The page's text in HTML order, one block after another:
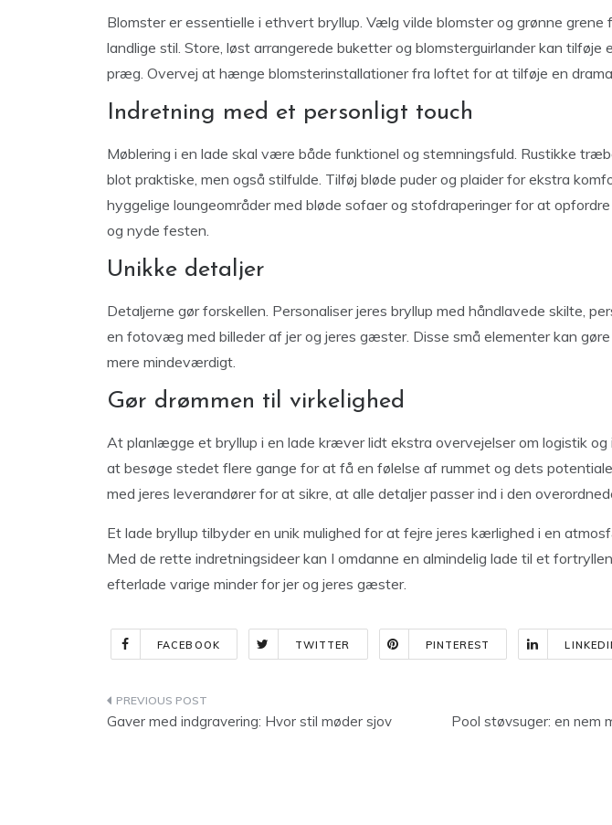
Blomster er essentielle i ethvert bryllup. Vælg vilde blomster og grønne grene
landlige stil. Store, løst arrangerede buketter og blomsterguirlander kan tilføje
præg. Overvej at hænge blomsterinstallationer fra loftet for at tilføje en
Indretning med et personligt touch
Møblering i en lade skal være både funktionel og stemningsfuld. Rustikke
blot praktiske, men også stilfulde. Tilføj bløde puder og plaider for ekstra
hyggelige loungeområder med bløde sofaer og stofdraperinger for at
og nyde festen.
Unikke detaljer
Detaljerne gør forskellen. Personaliser jeres bryllup med håndlavede skilte,
en fotovæg med billeder af jer og jeres gæster. Disse små elementer kan gøre
mere mindeværdigt.
Gør drømmen til virkelighed
At planlægge et bryllup i en lade kræver lidt ekstra overvejelser om logistik og
at besøge stedet flere gange for at få en følelse af rummet og dets
med jeres leverandører for at sikre, at alle detaljer passer ind i den
Et lade bryllup tilbyder en unik mulighed for at fejre jeres kærlighed i en
Med de rette indretningsideer kan I omdanne en almindelig lade til et
efterlade varige minder for jer og jeres gæster.
FACEBOOK TWITTER PINTEREST
Indlægsnavigation
Gaver med indgravering: Hvor stil møder sjov
Pool støvsuger: en nem